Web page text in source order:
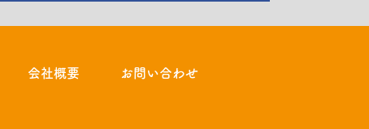
会社概要 お問い合わせ